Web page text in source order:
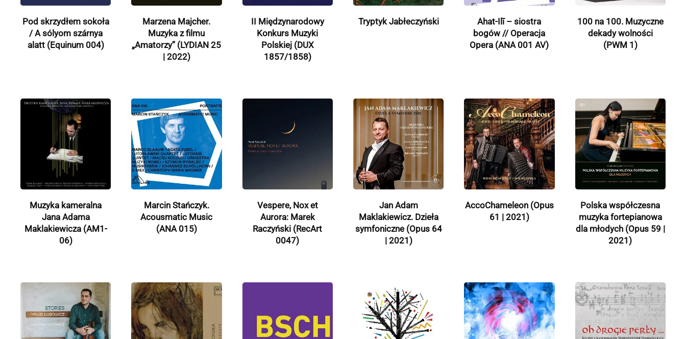
Pod skrzydłem sokoła
/ A sólyom szárnya
alatt (Equinum 004)
Marzena Majcher.
Muzyka z filmu
„Amatorzy” (LYDIAN 25
| 2022)
II Międzynarodowy
Konkurs Muzyki
Polskiej (DUX
1857/1858)
Tryptyk Jabłeczyński
Ahat-Ilī – siostra
bogów // Operacja
Opera (ANA 001 AV)
100 na 100. Muzyczne
dekady wolności
(PWM 1)
Muzyka kameralna
Jana Adama
Maklakiewicza (AM1-
06)
Marcin Stańczyk.
Acousmatic Music
(ANA 015)
Vespere, Nox et
Aurora: Marek
Raczyński (RecArt
0047)
Jan Adam
Maklakiewicz. Dzieła
symfoniczne (Opus 64
| 2021)
AccoChameleon (Opus
61 | 2021)
Polska współczesna
muzyka fortepianowa
dla młodych (Opus 59 |
2021)